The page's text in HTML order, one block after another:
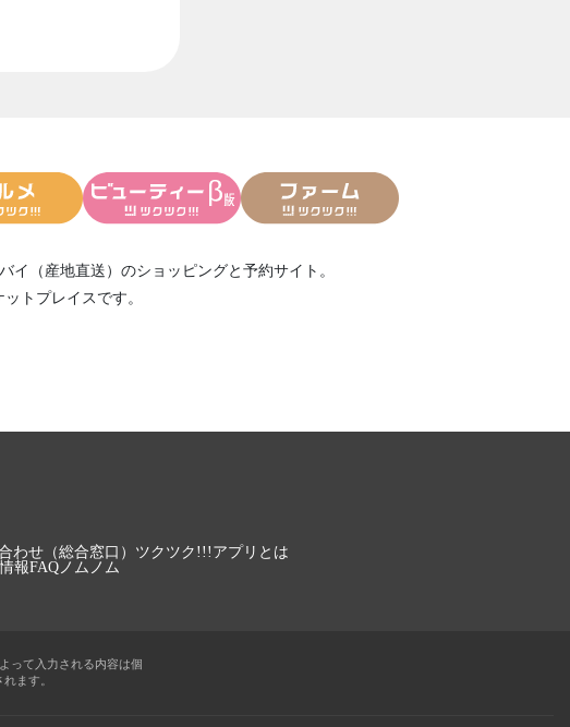
イ（産地直送） のショッピングと予約サイト。
トプレイスです。
わせ（総合窓口）
ツクツク!!!アプリとは
報FAQノムノム
って入力される内容は個
ます。